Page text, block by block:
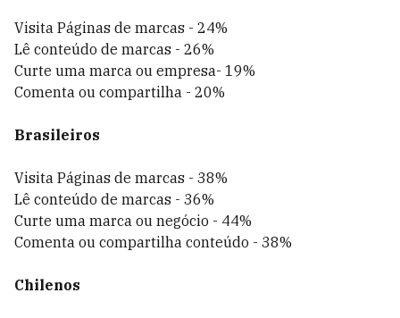
Visita Páginas de marcas - 24%
Lê conteúdo de marcas - 26%
Curte uma marca ou empresa- 19%
Comenta ou compartilha - 20%
Brasileiros
Visita Páginas de marcas - 38%
Lê conteúdo de marcas - 36%
Curte uma marca ou negócio - 44%
Comenta ou compartilha conteúdo - 38%
Chilenos